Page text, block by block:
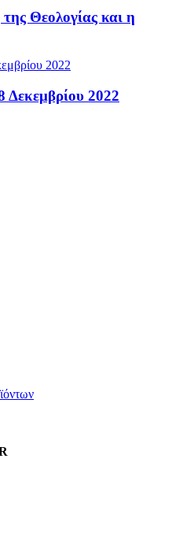
Θεολογίας και η
Δεκεμβρίου 2022